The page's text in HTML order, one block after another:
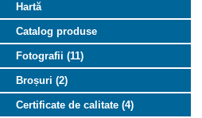
Hartă
Catalog produse
Fotografii (11)
Broșuri (2)
Certificate de calitate (4)